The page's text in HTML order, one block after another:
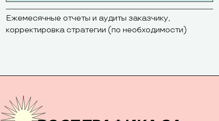
Ежемесячные отчеты и аудиты заказчику,
корректировка стратегии (по необходимости)